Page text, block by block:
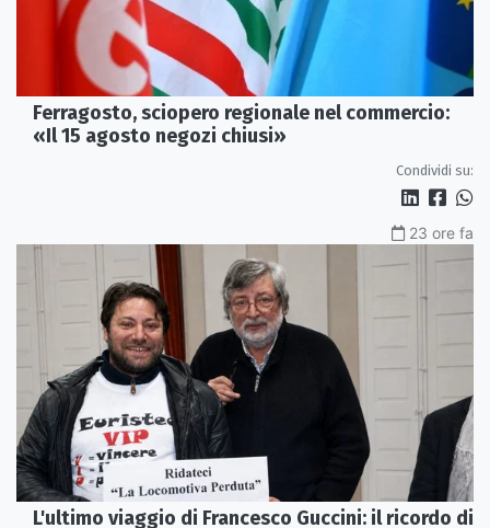
Ferragosto, sciopero regionale nel commercio:
«Il 15 agosto negozi chiusi»
Condividi su:
23 ore fa
L'ultimo viaggio di Francesco Guccini: il ricordo di